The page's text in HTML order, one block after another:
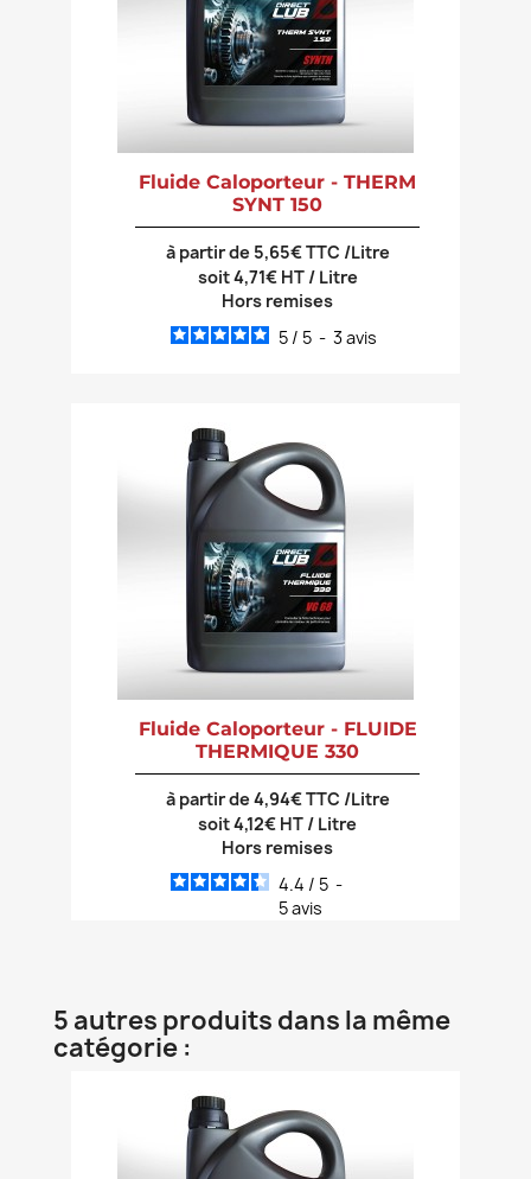
Fluide Caloporteur - THERM
SYNT 150
à partir de 5,65€ TTC /Litre
soit 4,71€ HT / Litre
Hors remises
5 / 5 - 3avis
Fluide Caloporteur - FLUIDE
THERMIQUE 330
à partir de 4,94€ TTC /Litre
soit 4,12€ HT / Litre
Hors remises
4.4 / 5 -
5avis
5 autres produits dans la même
catégorie :